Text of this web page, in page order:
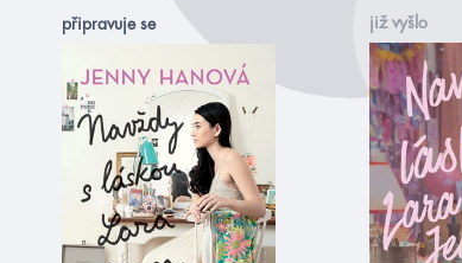
připravuje se již vyšlo